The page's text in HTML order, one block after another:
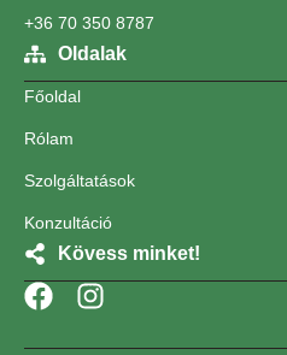
+36 70 350 8787
Oldalak
Főoldal
Rólam
Szolgáltatások
Konzultáció
Kövess minket!